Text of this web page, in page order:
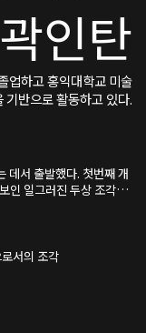
곽인탄
업하고 홍익대학교 미술
기반으로 활동하고 있다.
데서 출발했다. 첫번째 개
인 일그러진 두상 조각이
, 실존적 긴장을 기록하
서의 조각